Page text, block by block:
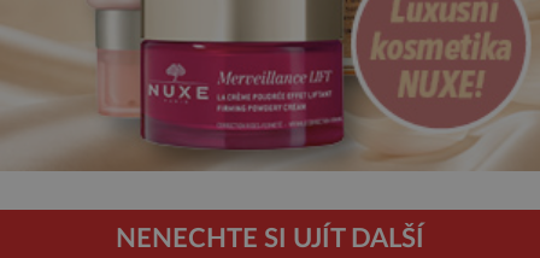
NENECHTE SI UJÍT DALŠÍ